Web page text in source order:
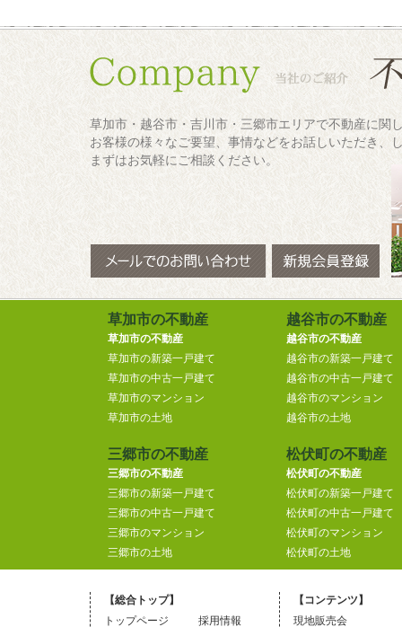
草加市・越谷市・吉川市・三郷市エリアで不動産に関
お客様の様々なご要望、事情などをお話しいただき、
まずはお気軽にご相談ください。
草加市の不動産
草加市の不動産
草加市の新築一戸建て
草加市の中古一戸建て
草加市のマンション
草加市の土地
越谷市の不動産
越谷市の不動産
越谷市の新築一戸建て
越谷市の中古一戸建て
越谷市のマンション
越谷市の土地
三郷市の不動産
三郷市の不動産
三郷市の新築一戸建て
三郷市の中古一戸建て
三郷市のマンション
三郷市の土地
松伏町の不動産
松伏町の不動産
松伏町の新築一戸建て
松伏町の中古一戸建て
松伏町のマンション
松伏町の土地
【総合トップ】
トップページ
採用情報
【コンテンツ】
現地販売会